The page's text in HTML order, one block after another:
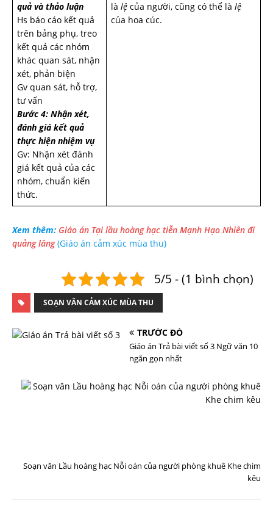
quả và thảo luận
Hs báo cáo kết quả
trên bảng phụ, treo
kết quả các nhóm
khác quan sát, nhận
xét, phản biện
Gv quan sát, hỗ trợ,
tư vấn
Bước 4: Nhận xét,
đánh giá kết quả
thực hiện nhiệm vụ
Gv: Nhận xét đánh
giá kết quả của các
nhóm, chuẩn kiến
thức.
là lệ của người, cũng có thể là lệ
của hoa cúc.
Xem thêm: Giáo án Tại lầu hoàng hạc tiễn Mạnh Hạo Nhiên đi
quảng lăng(Giáo án cảm xúc mùa thu)
5/5 - (1 bình chọn)
SOẠN VĂN CẢM XÚC MÙA THU
TRƯỚC ĐÓ
Giáo án Trả bài viết số 3 Ngữ văn 10
ngắn gọn nhất
Soạn văn Lầu hoàng hạc Nỗi oán của người phòng khuê Khe chim
kêu